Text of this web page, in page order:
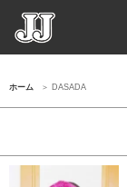
ホーム DASADA